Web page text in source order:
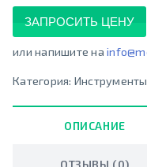
ЗАПРОСИТЬ ЦЕНУ
или напишите на
Категория:
ОПИСАНИЕ
ОТЗЫВЫ (0)